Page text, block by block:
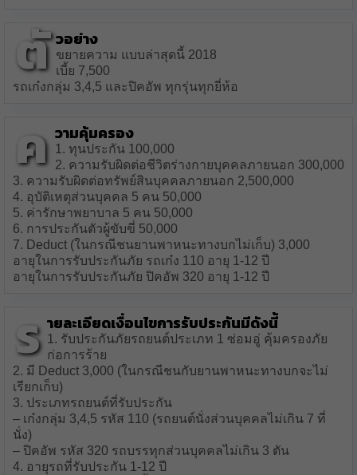
ตั วอย่าง
ขยายความ แบบล่าสุดนี้ 2018
เบี้ย 7,500
รถเก๋งกลุ่ม 3,4,5 และปิคอัพ ทุกรุ่นทุกยี่ห้อ
ค วามคุ้มครอง
1. ทุนประกัน 100,000
2. ความรับผิดต่อชีวิตร่างกายบุคคลภายนอก 300,000
3. ความรับผิดต่อทรัพย์สินบุคคลภายนอก 2,500,000
4. อุบัติเหตุส่วนบุคคล 5 คน 50,000
5. ค่ารักษาพยาบาล 5 คน 50,000
6. การประกันตัวผู้ขับขี่ 50,000
7. Deduct (ในกรณีชนยานพาหนะทางบกไม่เก็บ) 3,000
อายุในการรับประกันภัย รถเก๋ง 110 อายุ 1-12 ปี
อายุในการรับประกันภัย ปิคอัพ 320 อายุ 1-12 ปี
ร ายละเอียดเงื่อนไขการรับประกันมีดังนี้
1. รับประกันภัยรถยนต์ประเภท 1 ซ่อมอู่ คุ้มครองภัย
ก่อการร้าย
2. มี Deduct 3,000 (ในกรณีชนกับยานพาหนะทางบกจะไม่
เรียกเก็บ)
3. ประเภทรถยนต์ที่รับประกัน
– เก๋งกลุ่ม 3,4,5 รหัส 110 (รถยนต์นั่งส่วนบุคคลไม่เกิน 7 ที่
นั่ง)
– ปิคอัพ รหัส 320 รถบรรทุกส่วนบุคคลไม่เกิน 3 ตัน
4. อายุรถที่รับประกัน 1-12 ปี